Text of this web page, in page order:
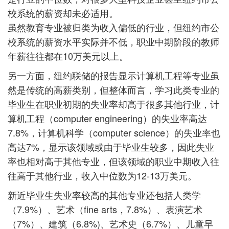
校系统的薪资却未必适用。
虽然教育专业被归类为收入偏低的行业，但纽约市公
校系统的薪资水平实际并不低，职业中期阶段的教师
年薪往往都在10万美元以上。
另一方面，纽约联储的报告显示计算机工程等专业虽
然是传统的高薪类别，但整体而言，学习此类专业的
毕业生在职业初期的失业率却高于很多其他行业，计
算机工程（computer engineering）的失业率高达
7.8%，计算机科学（computer science）的失业率也
高达7%，显示该领域或由于毕业生较多，因此失业
率也相对高于其他专业，但该领域的职业中期收入往
往高于其他行业，收入中位数为12-13万美元。
新近毕业生失业率较高的其他专业还包括人类学
（7.9%）、艺术（fine arts，7.8%）、表演艺术
（7%）、建筑（6.8%)、艺术史（6.7%）、儿童早